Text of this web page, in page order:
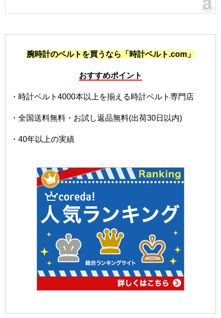
腕時計のベルトを買うなら「時計ベルト.com」
おすすめポイント
・時計ベルト4000本以上を揃える時計ベルト専門店
・全国送料無料・お試し返品無料(出荷30日以内)
・40年以上の実績